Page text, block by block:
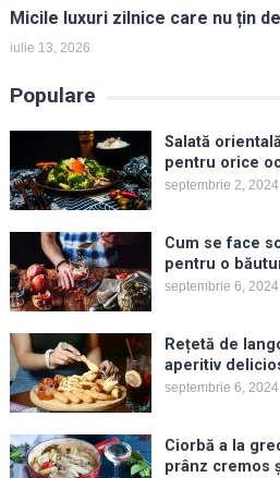
Micile luxuri zilnice care nu țin
iulie 13, 2026
Populare
Salată
pentru orice
septembrie 2, 2024
Cum se face
pentru o
septembrie 6, 2024
Rețetă de
aperitiv
septembrie 6, 2024
Ciorbă a la
prânz cremos